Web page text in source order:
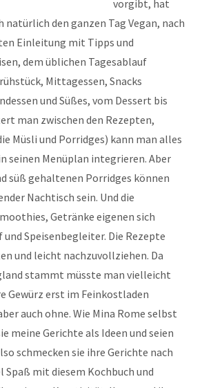
vorgibt, hat
natürlich den ganzen Tag Vegan, nach
Einleitung mit Tipps und
dem üblichen Tagesablauf
Mittagessen, Snacks
und Süßes, vom Dessert bis
man zwischen den Rezepten,
Müsli und Porridges) kann man alles
seinen Menüplan integrieren. Aber
süß gehaltenen Porridges können
Nachtisch sein. Und die
Getränke eigenen sich
Speisenbegleiter. Die Rezepte
und leicht nachzuvollziehen. Da
stammt müsste man vielleicht
Gewürz erst im Feinkostladen
auch ohne. Wie Mina Rome selbst
meine Gerichte als Ideen und seien
schmecken sie ihre Gerichte nach
Spaß mit diesem Kochbuch und